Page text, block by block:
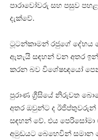
පාරාවෝවරු සහ පසුව
දැක්වේ.
ටූටන්කාමන් රජුගේ දේහය
ඇතැයි සඳහන් වන අතර
කරන බව විශේෂඥයෝ
පුරාණ ග්‍රීසියේ නිරුවත
අතර ඔවුන්ට ද
සඳහන් වේ. එය පෙරිසෝමා
අමුඩයට බෙහෙවින් සමාන